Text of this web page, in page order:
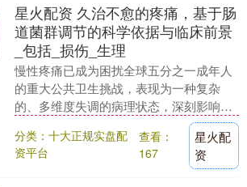
星火配资 久治不愈的疼痛，基于肠
道菌群调节的科学依据与临床前景
_包括_损伤_生理
慢性疼痛已成为困扰全球五分之一成年人
的重大公共卫生挑战，表现为一种复杂
的、多维度失调的病理状态，深刻影响患
者的生理、心理乃至社交。 这一持续3个
月或更长时间的疼....
分类：十大正规实盘配
资平台
查看：
167
星火配
资